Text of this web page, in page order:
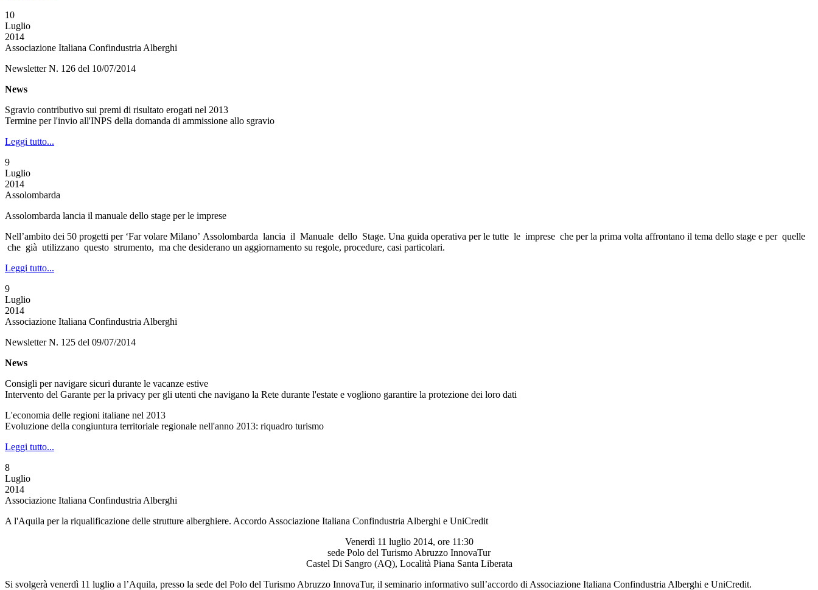
10
Luglio
2014
Associazione Italiana Confindustria Alberghi
Newsletter N. 126 del 10/07/2014
News
Sgravio contributivo sui premi di risultato erogati nel 2013
Termine per l'invio all'INPS della domanda di ammissione allo sgravio
Leggi tutto...
9
Luglio
2014
Assolombarda
Assolombarda lancia il manuale dello stage per le imprese
Nell’ambito dei 50 progetti per ‘Far volare Milano’ Assolombarda lancia il Manuale dello Stage. Una guida operativa per le tutte le imprese che per la prima volta affrontano il tema dello stage e per quelle
che già utilizzano questo strumento, ma che desiderano un aggiornamento su regole, procedure, casi particolari.
Leggi tutto...
9
Luglio
2014
Associazione Italiana Confindustria Alberghi
Newsletter N. 125 del 09/07/2014
News
Consigli per navigare sicuri durante le vacanze estive
Intervento del Garante per la privacy per gli utenti che navigano la Rete durante l'estate e vogliono garantire la protezione dei loro dati
L'economia delle regioni italiane nel 2013
Evoluzione della congiuntura territoriale regionale nell'anno 2013: riquadro turismo
Leggi tutto...
8
Luglio
2014
Associazione Italiana Confindustria Alberghi
A l'Aquila per la riqualificazione delle strutture alberghiere. Accordo Associazione Italiana Confindustria Alberghi e UniCredit
Venerdì 11 luglio 2014, ore 11:30
sede Polo del Turismo Abruzzo InnovaTur
Castel Di Sangro (AQ), Località Piana Santa Liberata
Si svolgerà venerdì 11 luglio a l’Aquila, presso la sede del Polo del Turismo Abruzzo InnovaTur, il seminario informativo sull’accordo di Associazione Italiana Confindustria Alberghi e UniCredit.